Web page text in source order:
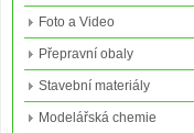
Foto a Video
Přepravní obaly
Stavební materiály
Modelářská chemie